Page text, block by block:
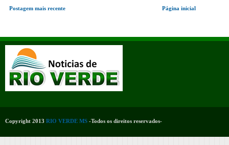
Postagem mais recente Página inicial
Copyright 2013 RIO VERDE MS -Todos os direitos reservados-